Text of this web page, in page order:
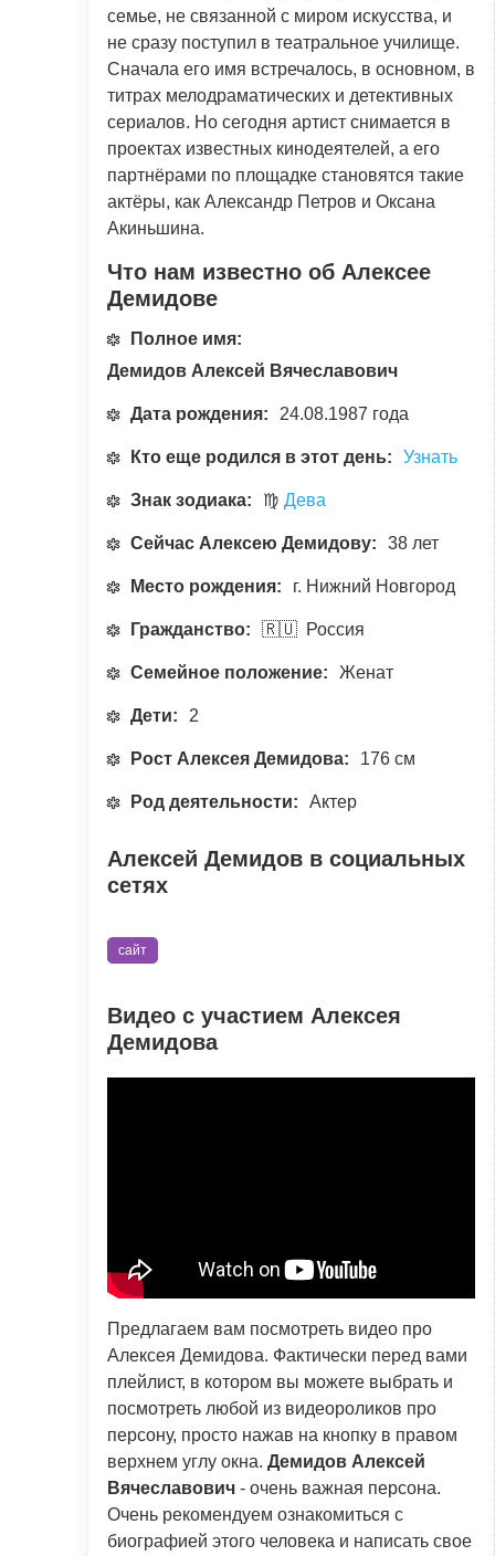
семье, не связанной с миром искусства, и
не сразу поступил в театральное училище.
Сначала его имя встречалось, в основном, в
титрах мелодраматических и детективных
сериалов. Но сегодня артист снимается в
проектах известных кинодеятелей, а его
партнёрами по площадке становятся такие
актёры, как Александр Петров и Оксана
Акиньшина.
Что нам известно об Алексее
Демидове
Полное имя:
Демидов Алексей Вячеславович
Дата рождения: 24.08.1987 года
Кто еще родился в этот день: Узнать
Знак зодиака: ♍ Дева
Сейчас Алексею Демидову: 38 лет
Место рождения: г. Нижний Новгород
Гражданство: 🇷🇺 Россия
Семейное положение: Женат
Дети: 2
Рост Алексея Демидова: 176 см
Род деятельности: Актер
Алексей Демидов в социальных
сетях
сайт
Видео с участием Алексея
Демидова
Предлагаем вам посмотреть видео про
Алексея Демидова. Фактически перед вами
плейлист, в котором вы можете выбрать и
посмотреть любой из видеороликов про
персону, просто нажав на кнопку в правом
верхнем углу окна. Демидов Алексей
Вячеславович - очень важная персона.
Очень рекомендуем ознакомиться с
биографией этого человека и написать свое